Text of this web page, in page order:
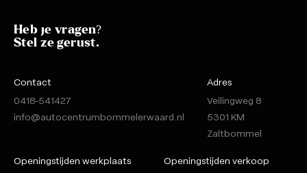
Heb je vragen?
Stel ze gerust.
Contact
0418-541427
info@autocentrumbommelerwaard.nl
Adres
Veilingweg 8
5301 KM
Zaltbommel
Openingstijden werkplaats
Openingstijden verkoop